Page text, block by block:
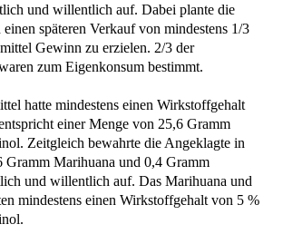
und willentlich auf. Dabei plante die
späteren Verkauf von mindestens 1/3
Gewinn zu erzielen. 2/3 der
zum Eigenkonsum bestimmt.
hatte mindestens einen Wirkstoffgehalt
einer Menge von 25,6 Gramm
Zeitgleich bewahrte die Angeklagte in
Gramm Marihuana und 0,4 Gramm
und willentlich auf. Das Marihuana und
mindestens einen Wirkstoffgehalt von 5 %